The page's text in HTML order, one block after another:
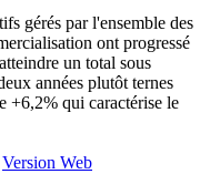
gérés par l'ensemble des
ont progressé
un total sous
années plutôt ternes
+6,2% qui caractérise le
Version Web